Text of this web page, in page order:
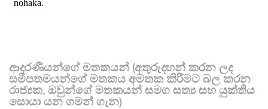
ආදරණීයන්ගේ මතකයන් (අතුරුදහන් කරන ලද
සමීපතමයන්ගේ මතකය අමතක කිරීමට බල කරන
රාජ්‍යක, ඔවුන්ගේ මතකයන් සමග සත්‍ය සහ යුක්තිය
සොයා යන ගමන් ගැන)